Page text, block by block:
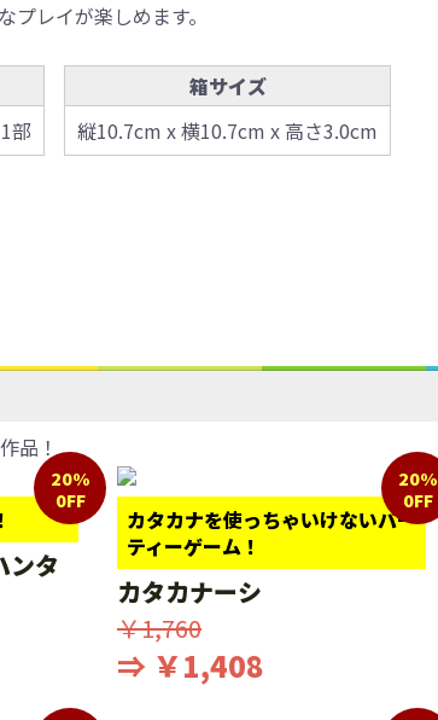
レイが楽しめます。
部
箱サイズ
縦10.7cm x 横10.7cm x 高さ3.0cm
品！
20%
0FF
タ
カタカナを使っちゃいけないパー
ティーゲーム！
20%
0FF
カタカナーシ
￥1,760
⇒ ￥1,408